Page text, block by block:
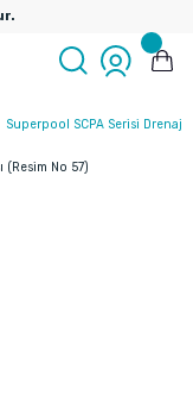
Superpool SCPA Serisi Drenaj